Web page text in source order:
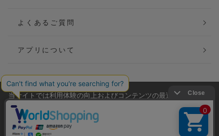
よくあるご質問
アプリについて
会社概要
ご利用規約
当サイトでは利用体験の向上およびコンテンツの最適な提供、ト
ラフィックの分析を目的としてCookieを使用しています。
サイトの閲覧を継続された場合、Cookieの利用に同意したことも
のといたします。